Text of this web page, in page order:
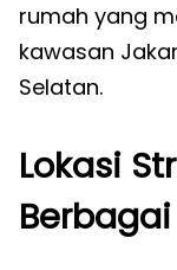
rumah yang
kawasan
Selatan.
Lokasi